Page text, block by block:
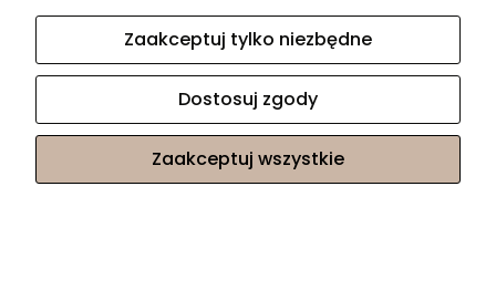
Zaakceptuj tylko niezbędne
Dostosuj zgody
Zaakceptuj wszystkie